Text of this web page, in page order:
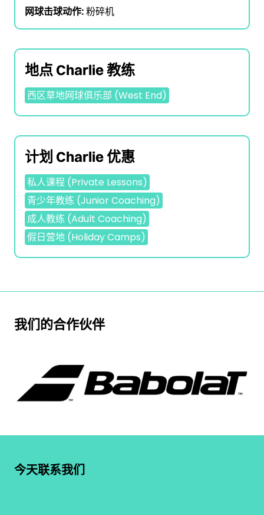
网球击球动作:粉碎机
地点 Charlie 教练
西区草地网球俱乐部 (West End)
计划 Charlie 优惠
私人课程 (Private Lessons)
青少年教练 (Junior Coaching)
成人教练 (Adult Coaching)
假日营地 (Holiday Camps)
我们的合作伙伴
今天联系我们